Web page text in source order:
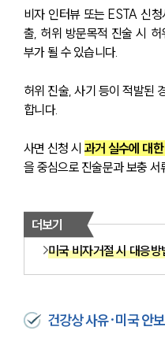
비자 인터뷰 또는 ESTA 신
출, 허위 방문목적 진술 시
부가 될 수 있습니다.
허위 진술, 사기 등이 적발된
합니다.
사면 신청 시 과거 실수에 대
을 중심으로 진술문과 보충
더보기
미국 비자거절 시 대응
건강상 사유·미국 안